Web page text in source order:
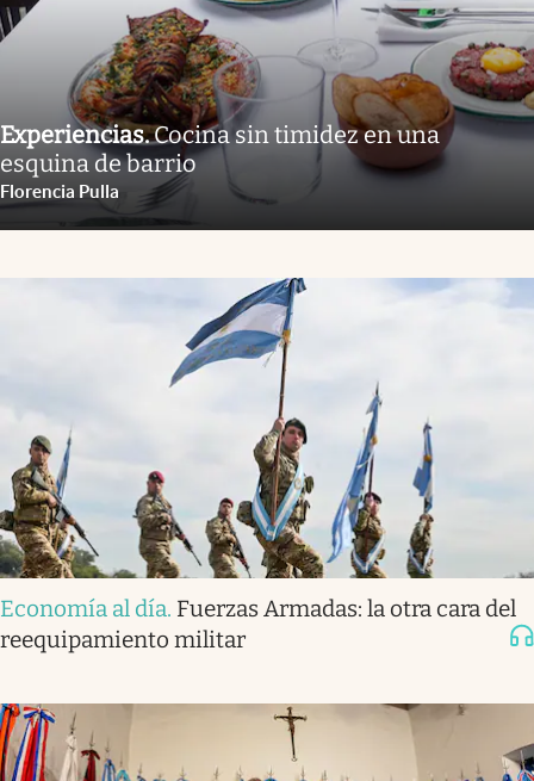
Experiencias.Cocina sin timidez en una
esquina de barrio
Florencia Pulla
Economía al día. Fuerzas Armadas: la otra cara del
reequipamiento militar